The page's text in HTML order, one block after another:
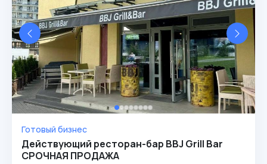
Готовый бизнес
Действующий ресторан-бар BBJ Grill Bar
СРОЧНАЯ ПРОДАЖА